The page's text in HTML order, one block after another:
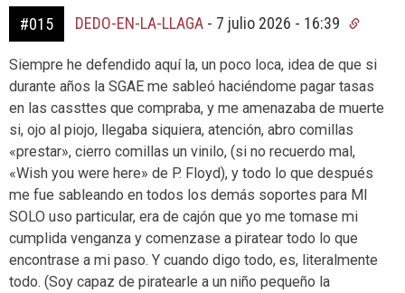
#015 DEDO-EN-LA-LLAGA - 7 julio 2026 - 16:39
Siempre he defendido aquí la, un poco loca, idea de que si
durante años la SGAE me sableó haciéndome pagar tasas
en las cassttes que compraba, y me amenazaba de muerte
si, ojo al piojo, llegaba siquiera, atención, abro comillas
«prestar», cierro comillas un vinilo, (si no recuerdo mal,
«Wish you were here» de P. Floyd), y todo lo que después
me fue sableando en todos los demás soportes para MI
SOLO uso particular, era de cajón que yo me tomase mi
cumplida venganza y comenzase a piratear todo lo que
encontrase a mi paso. Y cuando digo todo, es, literalmente
todo. (Soy capaz de piratearle a un niño pequeño la